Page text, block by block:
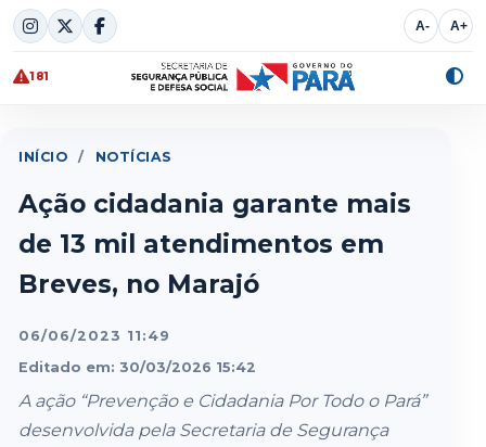
Skip
to
content
A- A+
181
INÍCIO / NOTÍCIAS
Ação cidadania garante mais
de 13 mil atendimentos em
Breves, no Marajó
06/06/2023 11:49
Editado em: 30/03/2026 15:42
A ação “Prevenção e Cidadania Por Todo o Pará”
desenvolvida pela Secretaria de Segurança